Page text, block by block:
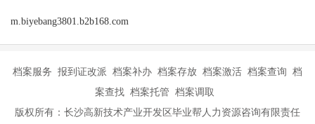
m.biyebang3801.b2b168.com
档案服务 报到证改派 档案补办 档案存放 档案激活 档案查询 档
案查找 档案托管 档案调取
版权所有：长沙高新技术产业开发区毕业帮人力资源咨询有限责任